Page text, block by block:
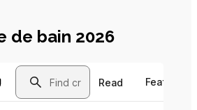
de bain 2026